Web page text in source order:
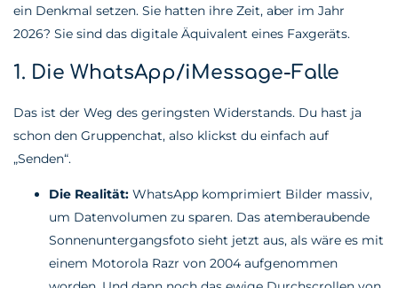
ein Denkmal setzen. Sie hatten ihre Zeit, aber im Jahr
2026? Sie sind das digitale Äquivalent eines Faxgeräts.
1. Die WhatsApp/iMessage-Falle
Das ist der Weg des geringsten Widerstands. Du hast ja
schon den Gruppenchat, also klickst du einfach auf
„Senden“.
Die Realität: WhatsApp komprimiert Bilder massiv,
um Datenvolumen zu sparen. Das atemberaubende
Sonnenuntergangsfoto sieht jetzt aus, als wäre es mit
einem Motorola Razr von 2004 aufgenommen